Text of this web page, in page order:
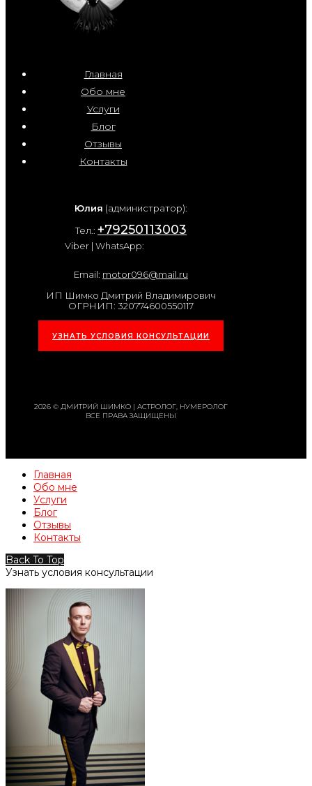
Главная
Обо мне
Услуги
Блог
Отзывы
Контакты
Юлия (администратор):
Тел.: +79250113003
Viber | WhatsApp:
Email: motor096@mail.ru
ИП Шимко Дмитрий Владимирович
ОГРНИП: 320774600550117
УЗНАТЬ УСЛОВИЯ КОНСУЛЬТАЦИИ
2026 © ДМИТРИЙ ШИМКО | АСТРОЛОГ, НУМЕРОЛОГ
ВСЕ ПРАВА ЗАЩИЩЕНЫ
Главная
Обо мне
Услуги
Блог
Отзывы
Контакты
Back To Top
Узнать условия консультации